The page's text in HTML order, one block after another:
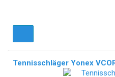
Tennisschläger Yonex